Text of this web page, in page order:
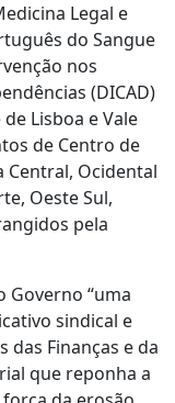
Legal e
do Sangue
nos
(DICAD)
Lisboa e Vale
de Centro de
Central, Ocidental
Oeste Sul,
pela
Governo “uma
sindical e
Finanças e da
que reponha a